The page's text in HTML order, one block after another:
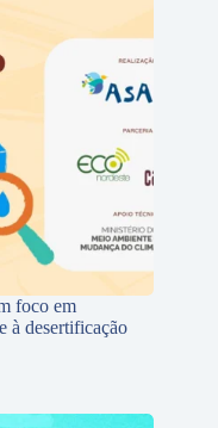
foco em
à desertificação